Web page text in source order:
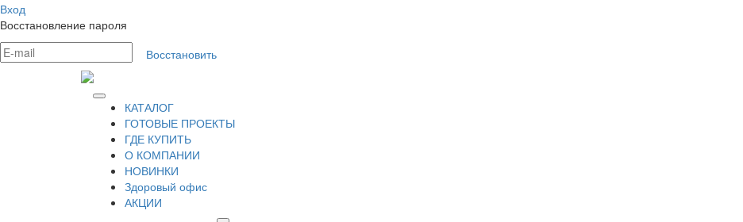
Вход
Восстановление пароля
Восстановить
КАТАЛОГ
ГОТОВЫЕ ПРОЕКТЫ
ГДЕ КУПИТЬ
О КОМПАНИИ
НОВИНКИ
Здоровый офис
АКЦИИ